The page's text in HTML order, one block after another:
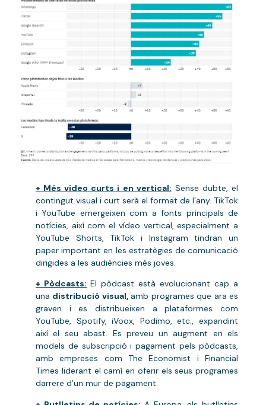
+ Més vídeo curts i en vertical: Sense dubte, el
contingut visual i curt serà el format de l’any. TikTok
i YouTube emergeixen com a fonts principals de
notícies, així com el vídeo vertical, especialment a
YouTube Shorts, TikTok i Instagram tindran un
paper important en les estratègies de comunicació
dirigides a les audiències més joves.
+ Pòdcasts: El pòdcast està evolucionant cap a
una distribució visual,amb programes que ara es
graven i es distribueixen a plataformes com
YouTube, Spotify, iVoox, Podimo, etc., expandint
així el seu abast. Es preveu un augment en els
models de subscripció i pagament pels pòdcasts,
amb empreses com The Economist i Financial
Times liderant el camí en oferir els seus programes
darrere d’un mur de pagament.